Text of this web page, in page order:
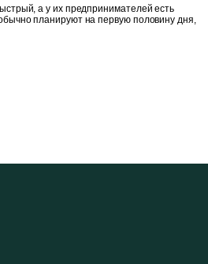
а у их предпринимателей есть
планируют на первую половину дня,